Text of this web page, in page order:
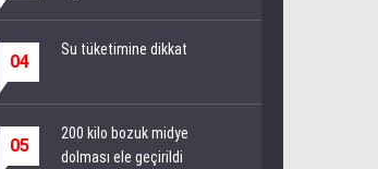
04
Su tüketimine dikkat
05
200 kilo bozuk midye
dolması ele geçirildi